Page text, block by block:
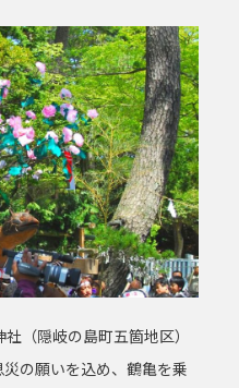
隠岐の島町五箇地区）
の願いを込め、鶴亀を乗